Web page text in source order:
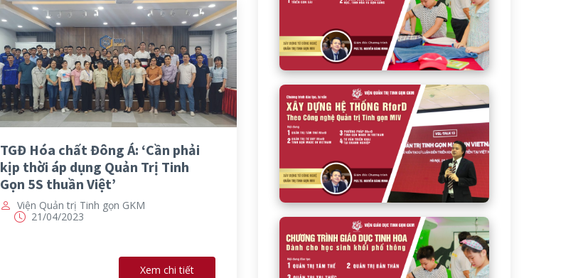
TGĐ Hóa chất Đông Á: ‘Cần phải
kịp thời áp dụng Quản Trị Tinh
Gọn 5S thuần Việt’
Viện Quản trị Tinh gọn GKM
21/04/2023
Xem chi tiết